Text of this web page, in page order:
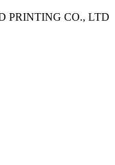
PRINTING CO., LTD